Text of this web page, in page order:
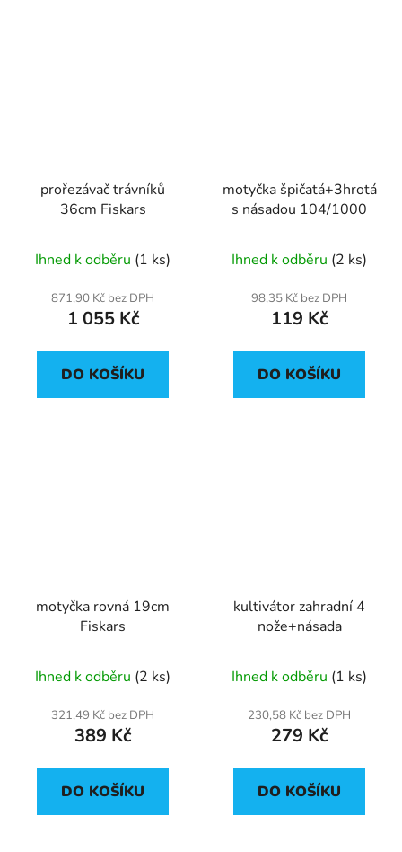
prořezávač trávníků
36cm Fiskars
Ihned k odběru (1 ks)
871,90 Kč bez DPH
1 055 Kč
DO KOŠÍKU
motyčka špičatá+3hrotá
s násadou 104/1000
Ihned k odběru (2 ks)
98,35 Kč bez DPH
119 Kč
DO KOŠÍKU
motyčka rovná 19cm
Fiskars
Ihned k odběru (2 ks)
321,49 Kč bez DPH
389 Kč
DO KOŠÍKU
kultivátor zahradní 4
nože+násada
Ihned k odběru (1 ks)
230,58 Kč bez DPH
279 Kč
DO KOŠÍKU